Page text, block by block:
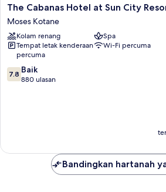
The
Cabanas
Hotel
at
Sun
City
Resort
Moses
The Cabanas Hotel at Sun City
Moses Kotane
Kolam renang
Spa
Tempat letak kenderaan
percuma
Wi-Fi percuma
7.8
daripada
7.8 Baik
880 ulasan
Bandingkan hartanah